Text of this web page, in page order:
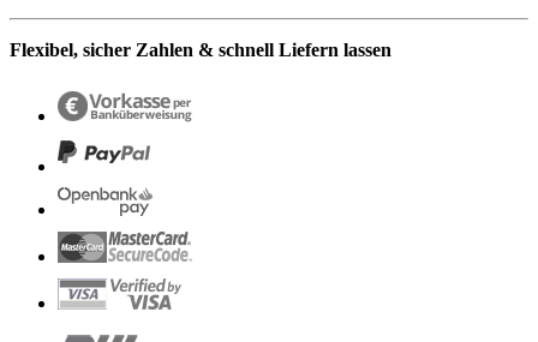
Flexibel, sicher Zahlen & schnell Liefern lassen